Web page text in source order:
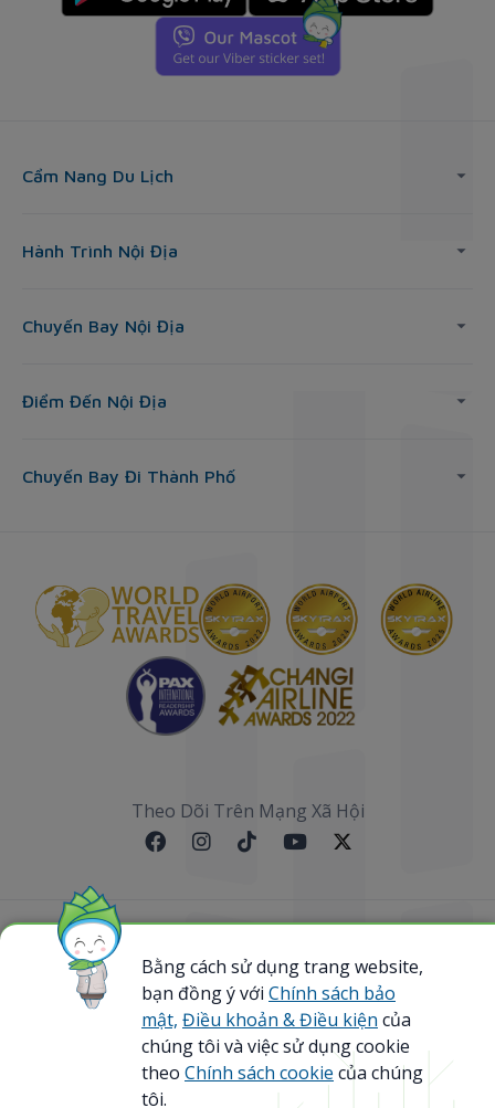
Cẩm Nang Du Lịch
Hành Trình Nội Địa
Chuyến Bay Nội Địa
Điểm Đến Nội Địa
Chuyến Bay Đi Thành Phố
Theo Dõi Trên Mạng Xã Hội
Sơ đồ website
@ 2023 Bamboo Airways Copyright. All Rights
Reserved.
Business Registration Code: 0107867370
Bằng cách sử dụng trang website,
bạn đồng ý với Chính sách bảo
mật, Điều khoản & Điều kiện của
chúng tôi và việc sử dụng cookie
theo Chính sách cookie của chúng
tôi.